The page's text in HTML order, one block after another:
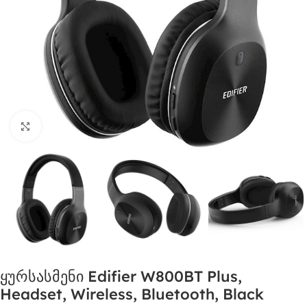
დააჭირეთ გასადიდებლად
ყურსასმენი Edifier W800BT Plus,
Headset, Wireless, Bluetooth, Black